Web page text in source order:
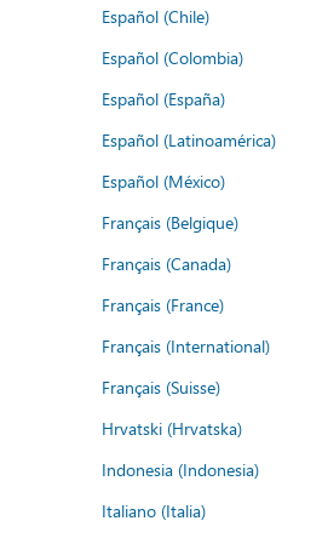
Español (Chile)
Español (Colombia)
Español (España)
Español (Latinoamérica)
Español (México)
Français (Belgique)
Français (Canada)
Français (France)
Français (International)
Français (Suisse)
Hrvatski (Hrvatska)
Indonesia (Indonesia)
Italiano (Italia)